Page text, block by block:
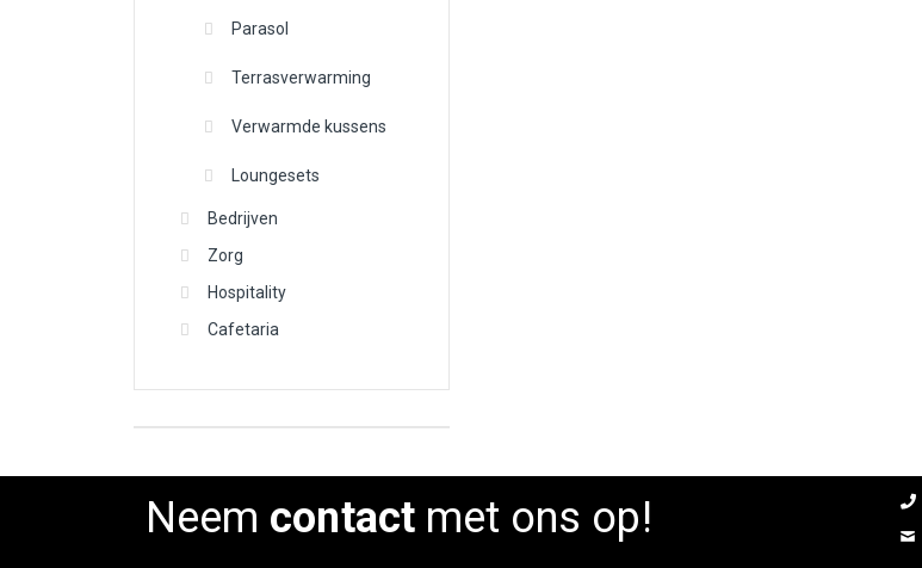
Parasol
Terrasverwarming
Verwarmde kussens
Loungesets
Bedrijven
Zorg
Hospitality
Cafetaria
Neem contactmet ons op!